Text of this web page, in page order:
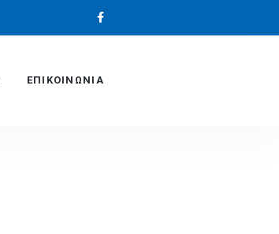
ΕΠΙΚΟΙΝΩΝΙΑ